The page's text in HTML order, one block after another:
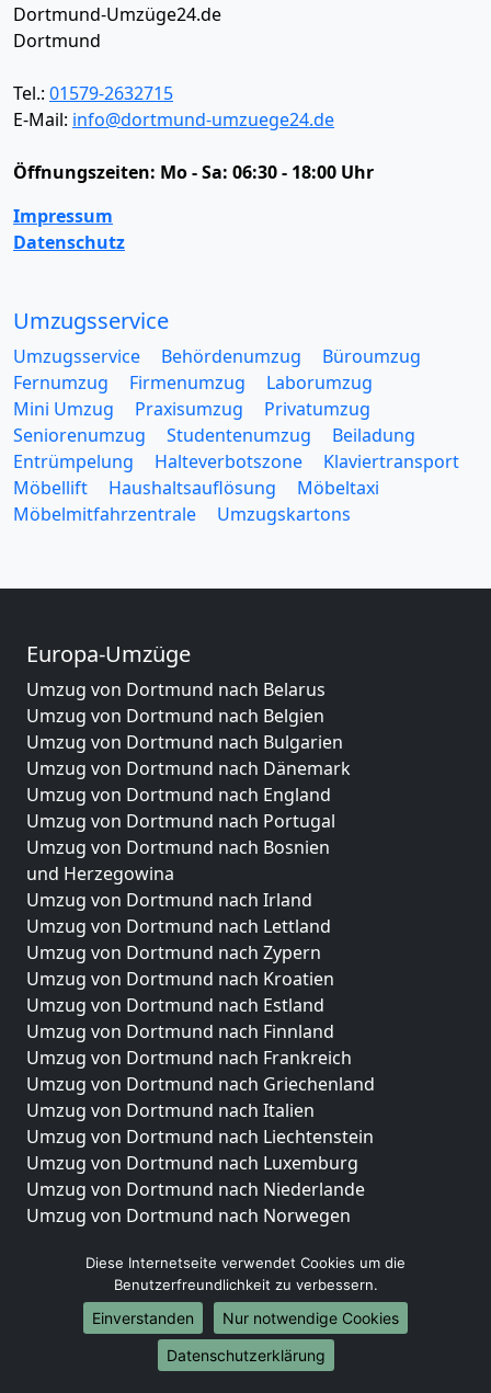
Dortmund-Umzüge24.de
Dortmund
Tel.: 01579-2632715
E-Mail: info@dortmund-umzuege24.de
Öffnungszeiten: Mo - Sa: 06:30 - 18:00 Uhr
Impressum
Datenschutz
Umzugsservice
Umzugsservice Behördenumzug
Büroumzug
Fernumzug
Firmenumzug
Laborumzug
Mini Umzug
Praxisumzug
Privatumzug
Seniorenumzug
Studentenumzug
Beiladung
Entrümpelung
Halteverbotszone
Klaviertransport
Möbellift
Haushaltsauflösung
Möbeltaxi
Möbelmitfahrzentrale
Umzugskartons
Europa-Umzüge
Umzug von Dortmund nach Belarus
Umzug von Dortmund nach Belgien
Umzug von Dortmund nach Bulgarien
Umzug von Dortmund nach Dänemark
Umzug von Dortmund nach England
Umzug von Dortmund nach Portugal
Umzug von Dortmund nach Bosnien
und Herzegowina
Umzug von Dortmund nach Irland
Umzug von Dortmund nach Lettland
Umzug von Dortmund nach Zypern
Umzug von Dortmund nach Kroatien
Umzug von Dortmund nach Estland
Umzug von Dortmund nach Finnland
Umzug von Dortmund nach Frankreich
Umzug von Dortmund nach Griechenland
Umzug von Dortmund nach Italien
Umzug von Dortmund nach Liechtenstein
Umzug von Dortmund nach Luxemburg
Umzug von Dortmund nach Niederlande
Umzug von Dortmund nach Norwegen
Umzüge-Deutschlandweit
Umzug von Dortmund nach Berlin
Umzug von Dortmund nach Hamburg
Umzug von Dortmund nach München
Umzug von Dortmund nach Köln
Diese Internetseite verwendet Cookies um die
Benutzerfreundlichkeit zu verbessern.
Einverstanden
Nur notwendige Cookies
Datenschutzerklärung